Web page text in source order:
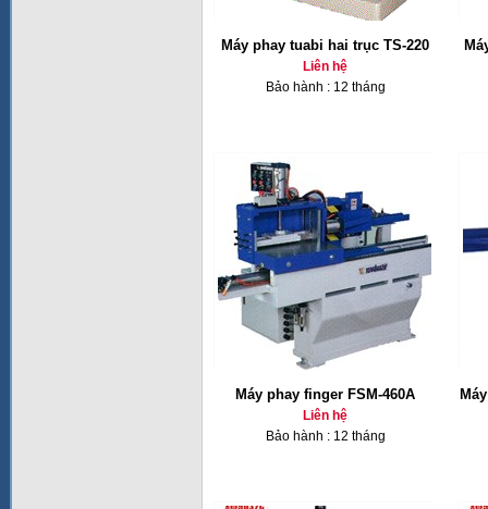
Máy phay tuabi hai trục TS-220
Liên hệ
Bảo hành : 12 tháng
Máy phay finger FSM-460A
Liên hệ
Bảo hành : 12 tháng